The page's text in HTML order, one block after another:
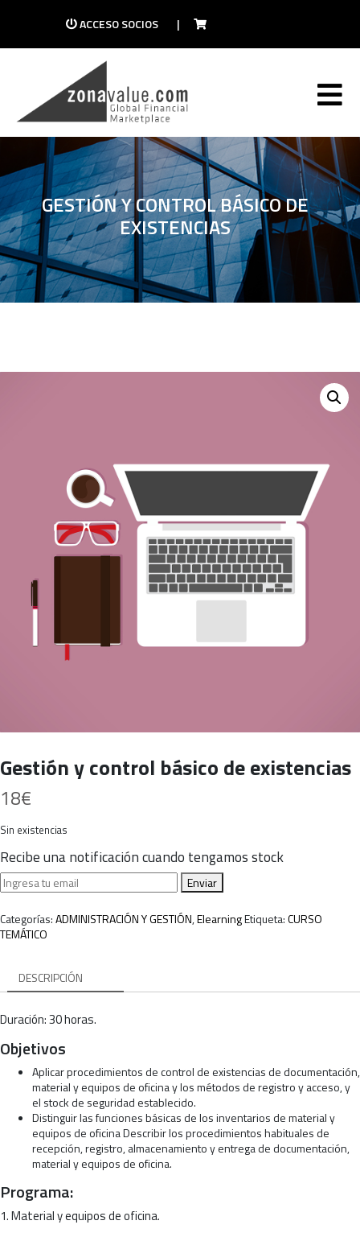
ACCESO SOCIOS |
GESTIÓN Y CONTROL BÁSICO DE
EXISTENCIAS
Gestión y control básico de existencias
18€
Sin existencias
Recibe una notificación cuando tengamos stock
Enviar
Categorías:ADMINISTRACIÓN Y GESTIÓN,ElearningEtiqueta:CURSO
TEMÁTICO
DESCRIPCIÓN
Duración: 30 horas.
Objetivos
Aplicar procedimientos de control de existencias de documentación,
material y equipos de oficina y los métodos de registro y acceso, y
el stock de seguridad establecido.
Distinguir las funciones básicas de los inventarios de material y
equipos de oficina Describir los procedimientos habituales de
recepción, registro, almacenamiento y entrega de documentación,
material y equipos de oficina.
Programa:
1. Material y equipos de oficina.